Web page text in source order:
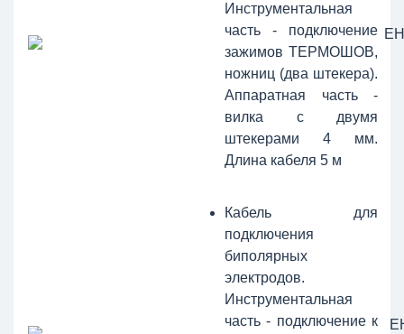
Инструментальная
часть - подключение
зажимов ТЕРМОШОВ,
ножниц (два штекера).
Аппаратная часть -
вилка с двумя
штекерами 4 мм.
Длина кабеля 5 м
Кабель для
подключения
биполярных
электродов.
Инструментальная
часть - подключение к